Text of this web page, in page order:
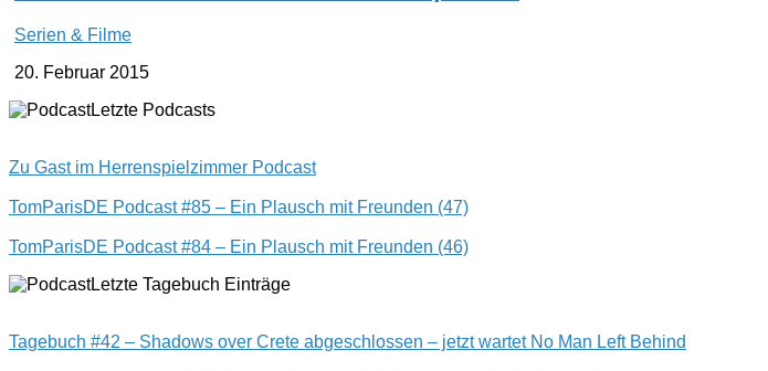
Serien & Filme
20. Februar 2015
Letzte Podcasts
Zu Gast im Herrenspielzimmer Podcast
TomParisDE Podcast #85 – Ein Plausch mit Freunden (47)
TomParisDE Podcast #84 – Ein Plausch mit Freunden (46)
Letzte Tagebuch Einträge
Tagebuch #42 – Shadows over Crete abgeschlossen – jetzt wartet No Man Left Behind